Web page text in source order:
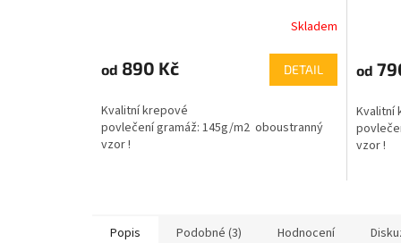
Skladem
od 890 Kč DETAIL
Kvalitní krepové
povlečení gramáž: 145g/m2 oboustranný
vzor !
od
Kvalitní
vzor !
Popis Podobné (3) Hodnocení